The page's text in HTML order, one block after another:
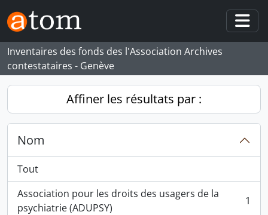
Skip to main content
Inventaires des fonds des l'Association Archives
contestataires - Genève
Affiner les résultats par :
Nom
Tout
Association pour les droits des usagers de la
psychiatrie (ADUPSY)
, 1 résultats 1